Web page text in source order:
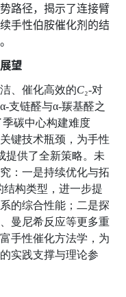
路径，揭示了连接臂
手性伯胺催化剂的结
望
、催化高效的C₂-对
α-支链醛与α-羰基醛之
碳中心构建难度
键技术瓶颈，为手性
提供了全新策略。未
：一是持续优化与拓
构类型，进一步提
的综合性能；二是探
曼尼希反应等更多重
手性催化方法学，为
实践支撑与理论参